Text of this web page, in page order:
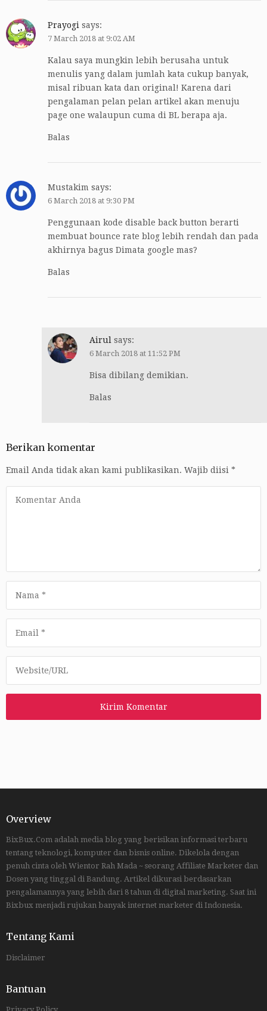
Prayogi says:
7 March 2018 at 9:02 AM
Kalau saya mungkin lebih berusaha untuk
menulis yang dalam jumlah kata cukup banyak,
misal ribuan kata dan original! Karena dari
pengalaman pelan pelan artikel akan menuju
page one walaupun cuma di BL berapa aja.
Balas
Mustakim says:
6 March 2018 at 9:30 PM
Penggunaan kode disable back button berarti
membuat bounce rate blog lebih rendah dan pada
akhirnya bagus Dimata google mas?
Balas
Airul says:
6 March 2018 at 11:52 PM
Bisa dibilang demikian.
Balas
Berikan komentar
Email Anda tidak akan kami publikasikan. Wajib diisi *
Overview
BixBux.Com adalah media blog yang berisikan informasi terbaru
tentang teknologi, komputer dan bisnis online. Dikelola dengan
penuh cinta oleh Wientor Rah Mada ~ seorang Affiliate Marketer dan
Dosen yang tinggal di Bandung. Artikel dikurasi berdasarkan
pengalamannya yang lebih dari 8 tahun di digital marketing. Saat ini
Bixbux menjadi rujukan banyak internet marketer di Indonesia.
Tentang Kami
Disclaimer
Bantuan